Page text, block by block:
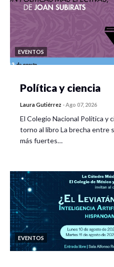
EVENTOS
Política y ciencia
Laura Gutiérrez -Ago 07, 2026
El Colegio Nacional Política y
torno al libro La brecha entre
más fuertes…
EVENTOS